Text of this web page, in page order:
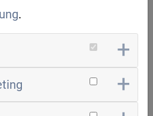
– 250
.